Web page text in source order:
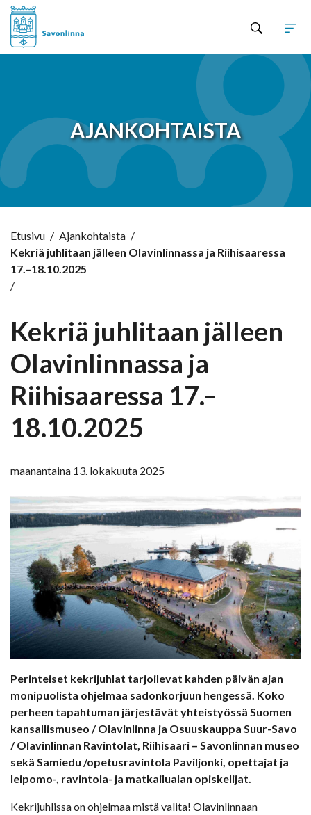
AJANKOHTAISTA
Etusivu / Ajankohtaista /
Kekriä juhlitaan jälleen Olavinlinnassa ja Riihisaaressa
17.–18.10.2025
/
Kekriä juhlitaan jälleen
Olavinlinnassa ja
Riihisaaressa 17.–
18.10.2025
maanantaina 13. lokakuuta 2025
Perinteiset kekrijuhlat tarjoilevat kahden päivän ajan
monipuolista ohjelmaa sadonkorjuun hengessä. Koko
perheen tapahtuman järjestävät yhteistyössä Suomen
kansallismuseo / Olavinlinna ja Osuuskauppa Suur-Savo
/ Olavinlinnan Ravintolat, Riihisaari – Savonlinnan museo
sekä Samiedu /opetusravintola Paviljonki, opettajat ja
leipomo-, ravintola- ja matkailualan opiskelijat.
Kekrijuhlissa on ohjelmaa mistä valita! Olavinlinnaan